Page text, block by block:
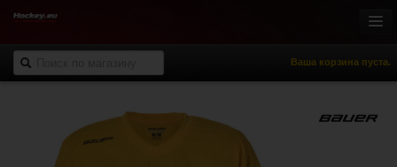
Ваша корзина пуста.
Хоккей с шайбой
Роллер-хоккей